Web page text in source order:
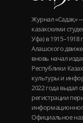
Журнал «Садақ»
казахскими
Уфа) в 1915–1918
Алашского
вновь начал
Республики
культуры и
2022 года выдал
регистрации
Официальное